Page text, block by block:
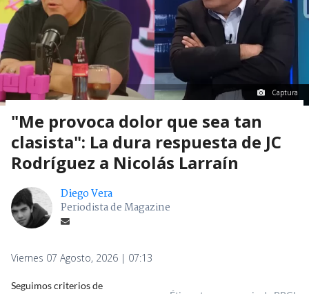
Captura
"Me provoca dolor que sea tan
clasista": La dura respuesta de JC
Rodríguez a Nicolás Larraín
Diego Vera
Periodista de Magazine
Viernes 07 Agosto, 2026 | 07:13
Seguimos criterios de